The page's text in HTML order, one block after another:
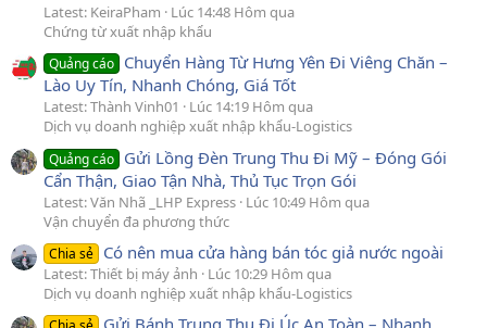
Latest: KeiraPham
Lúc 14:48 Hôm qua
Chứng từ xuất nhập khẩu
Quảng cáo Chuyển Hàng Từ Hưng Yên Đi Viêng Chăn –
Lào Uy Tín, Nhanh Chóng, Giá Tốt
Latest: Thành Vinh01
Lúc 14:19 Hôm qua
Dịch vụ doanh nghiệp xuất nhập khẩu-Logistics
Quảng cáo Gửi Lồng Đèn Trung Thu Đi Mỹ – Đóng Gói
Cẩn Thận, Giao Tận Nhà, Thủ Tục Trọn Gói
Latest: Văn Nhã _LHP Express Lúc 10:49 Hôm qua
Vận chuyển đa phương thức
Chia sẻ Có nên mua cửa hàng bán tóc giả nước ngoài
Latest: Thiết bị máy ảnh
Lúc 10:29 Hôm qua
Dịch vụ doanh nghiệp xuất nhập khẩu-Logistics